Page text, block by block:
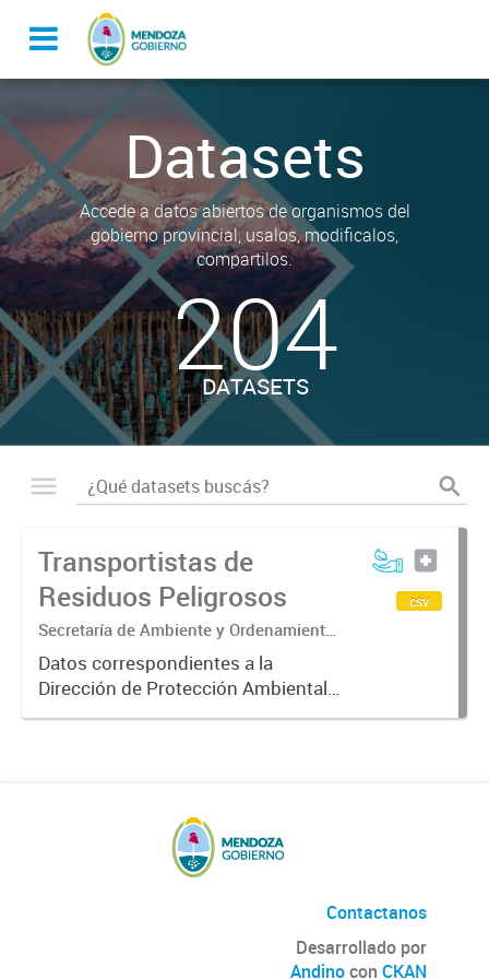
Datasets
Accede a datos abiertos de organismos del
gobierno provincial, usalos, modificalos,
compartilos.
204
DATASETS
Transportistas de
Residuos Peligrosos
Secretaría de Ambiente y Ordenamiento
Territorial. Dirección de Protección
Ambiental. Área de Residuos
Peligrosos.
Datos correspondientes a la
Dirección de Protección Ambiental
sobre los transportistas de
csv
Contactanos
Desarrollado por
Andinocon CKAN